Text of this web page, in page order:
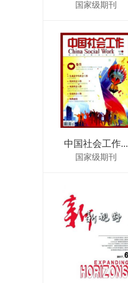
国家级期刊
中国社会工作...
国家级期刊